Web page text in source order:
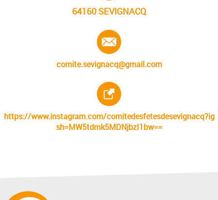
64160 SEVIGNACQ
comite.sevignacq@gmail.com
https://www.instagram.com/comitedesfetesdesevignacq?ig
sh=MW5tdmk5MDNjbzI1bw==